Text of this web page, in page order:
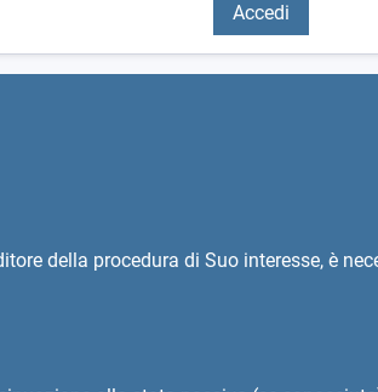
Accedi
della procedura di Suo interesse, è